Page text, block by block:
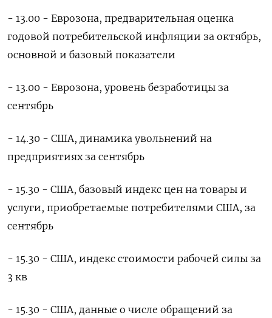
- 13.00 - Еврозона, предварительная оценка
годовой потребительской инфляции за октябрь,
основной и базовый показатели
- 13.00 - Еврозона, уровень безработицы за
сентябрь
- 14.30 - США, динамика увольнений на
предприятиях за сентябрь
- 15.30 - США, базовый индекс цен на товары и
услуги, приобретаемые потребителями США, за
сентябрь
- 15.30 - США, индекс стоимости рабочей силы за
3 кв
- 15.30 - США, данные о числе обращений за